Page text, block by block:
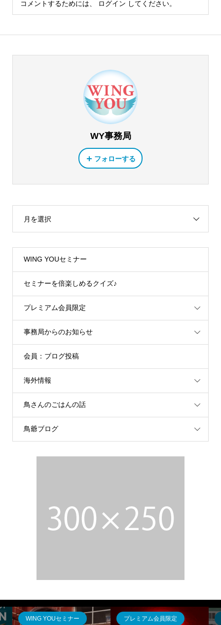
コメントするためには、 ログイン してください。
WY事務局
フォローする
月を選択
WING YOUセミナー
セミナーを倍楽しめるクイズ♪
プレミアム会員限定
事務局からのお知らせ
会員：ブログ投稿
海外情報
鳥さんのごはんの話
鳥爺ブログ
WING YOUセミナー プレミアム会員限定